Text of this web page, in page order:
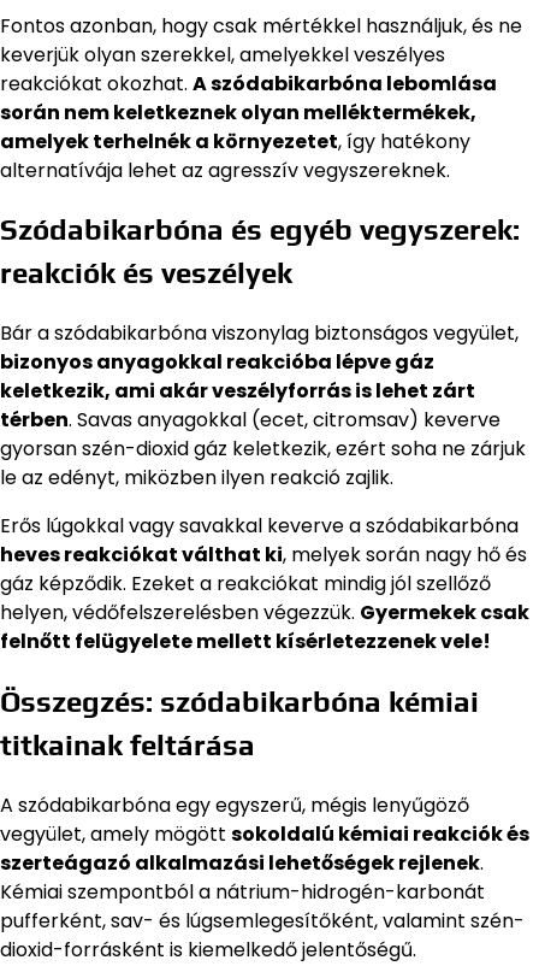
Fontos azonban, hogy csak mértékkel használjuk, és ne
keverjük olyan szerekkel, amelyekkel veszélyes
reakciókat okozhat. A szódabikarbóna lebomlása
során nem keletkeznek olyan melléktermékek,
amelyek terhelnék a környezetet, így hatékony
alternatívája lehet az agresszív vegyszereknek.
Szódabikarbóna és egyéb vegyszerek:
reakciók és veszélyek
Bár a szódabikarbóna viszonylag biztonságos vegyület,
bizonyos anyagokkal reakcióba lépve gáz
keletkezik, ami akár veszélyforrás is lehet zárt
térben. Savas anyagokkal (ecet, citromsav) keverve
gyorsan szén-dioxid gáz keletkezik, ezért soha ne zárjuk
le az edényt, miközben ilyen reakció zajlik.
Erős lúgokkal vagy savakkal keverve a szódabikarbóna
heves reakciókat válthat ki, melyek során nagy hő és
gáz képződik. Ezeket a reakciókat mindig jól szellőző
helyen, védőfelszerelésben végezzük. Gyermekek csak
felnőtt felügyelete mellett kísérletezzenek vele!
Összegzés: szódabikarbóna kémiai
titkainak feltárása
A szódabikarbóna egy egyszerű, mégis lenyűgöző
vegyület, amely mögött sokoldalú kémiai reakciók és
szerteágazó alkalmazási lehetőségek rejlenek.
Kémiai szempontból a nátrium-hidrogén-karbonát
pufferként, sav- és lúgsemlegesítőként, valamint szén-
dioxid-forrásként is kiemelkedő jelentőségű.